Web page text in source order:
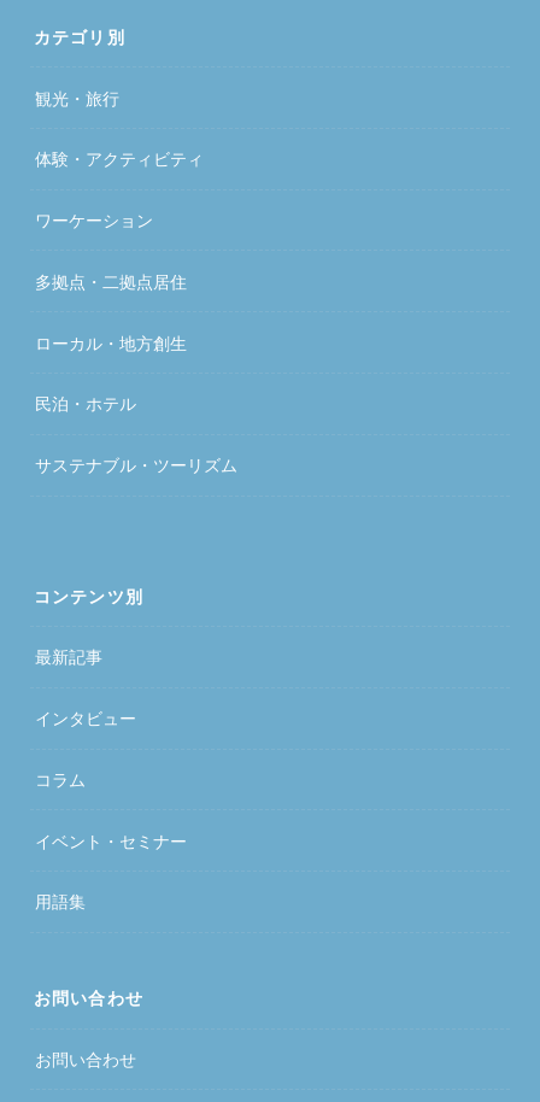
カテゴリ別
観光・旅行
体験・アクティビティ
ワーケーション
多拠点・二拠点居住
ローカル・地方創生
民泊・ホテル
サステナブル・ツーリズム
コンテンツ別
最新記事
インタビュー
コラム
イベント・セミナー
用語集
お問い合わせ
お問い合わせ